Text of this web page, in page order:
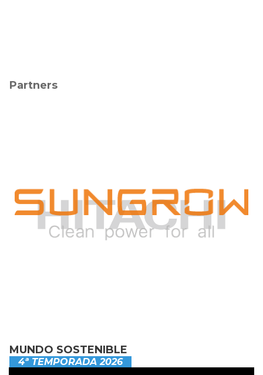
Partners
MUNDO SOSTENIBLE
4ª TEMPORADA 2026